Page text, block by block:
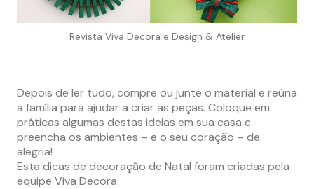
Revista Viva Decora e Design & Atelier
Depois de ler tudo, compre ou junte o material e reúna
a família para ajudar a criar as peças. Coloque em
práticas algumas destas ideias em sua casa e
preencha os ambientes – e o seu coração – de
alegria!
Esta dicas de decoração de Natal foram criadas pela
equipe Viva Decora.